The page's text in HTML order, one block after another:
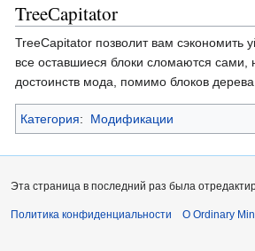
Перейти
к
навигации
Перейти
к
поиску
TreeСapitator
TreeСapitator позволит вам сэкономить
все оставшиеся блоки сломаются сами,
достоинств мода, помимо блоков
Категория: Модификации
Эта страница в последний раз была
Политика конфиденциальности О Ordinary